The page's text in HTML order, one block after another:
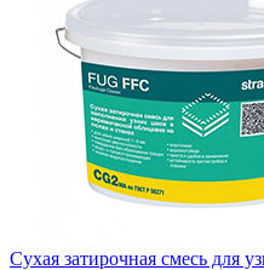
Сухая затирочная смесь для